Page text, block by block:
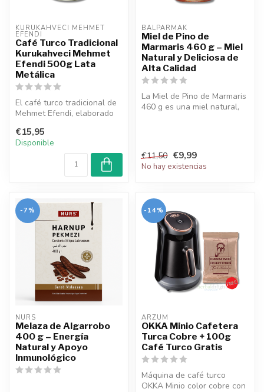
KURUKAHVECI MEHMET
EFENDI
Café Turco Tradicional
Kurukahveci Mehmet
Efendi 500g Lata
Metálica
El café turco tradicional de
Mehmet Efendi, elaborado
...
€15,95
Disponible
BALPARMAK
Miel de Pino de
Marmaris 460 g – Miel
Natural y Deliciosa de
Alta Calidad
La Miel de Pino de Marmaris
460 g es una miel natural,
€11,50 €9,99
No hay existencias
-7%
NURS
Melaza de Algarrobo
400 g – Energía
Natural y Apoyo
Inmunológico
-14%
ARZUM
OKKA Minio Cafetera
Turca Cobre + 100g
Café Turco Gratis
Máquina de café turco
OKKA Minio color cobre con